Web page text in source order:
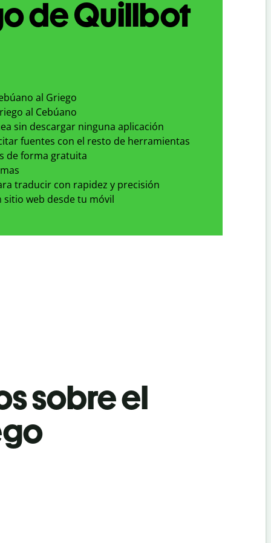
de Quillbot
al Griego
al Cebúano
sin descargar ninguna aplicación
fuentes con el resto de herramientas
de forma gratuita
traducir con rapidez y precisión
sitio web desde tu móvil
sobre el